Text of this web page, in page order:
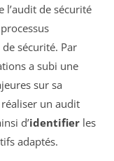
l’audit de sécurité
sécurité. Par
a subi une
sur sa
un audit
d’identifier les
adaptés.